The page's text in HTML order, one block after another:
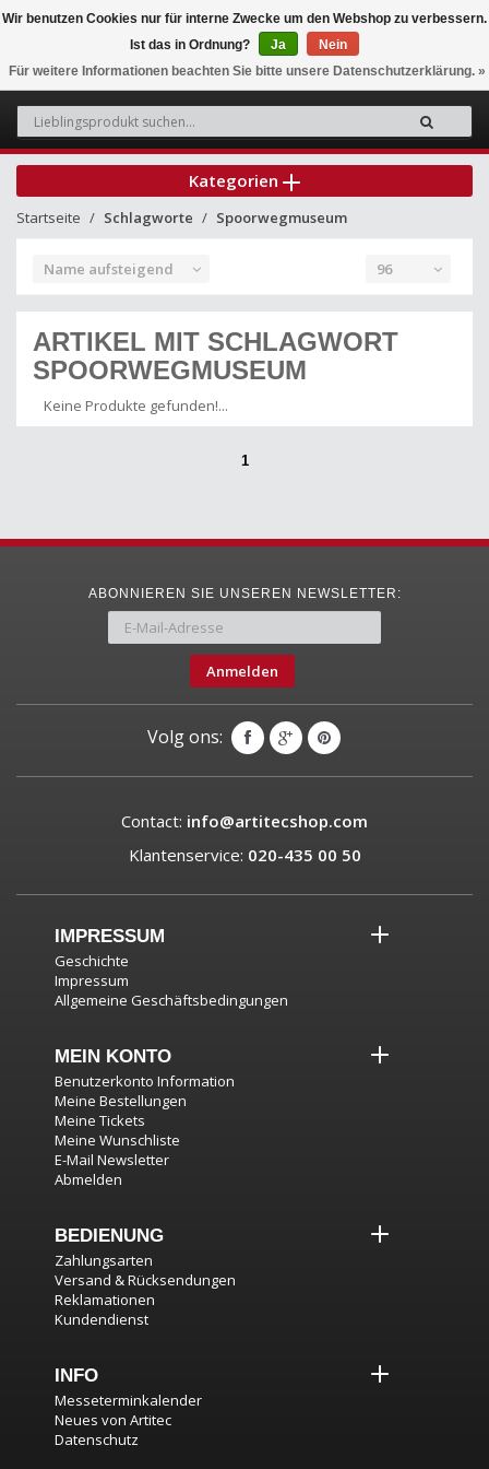
0
Kategorien
Startseite Schlagworte Spoorwegmuseum
Name aufsteigend 96
ARTIKEL MIT SCHLAGWORT
SPOORWEGMUSEUM
Keine Produkte gefunden!...
1
ABONNIEREN SIE UNSEREN NEWSLETTER:
Anmelden
Volg ons:
Contact: info@artitecshop.com
Klantenservice: 020-435 00 50
IMPRESSUM
Geschichte
Impressum
Allgemeine Geschäftsbedingungen
MEIN KONTO
Benutzerkonto Information
Meine Bestellungen
Meine Tickets
Meine Wunschliste
E-Mail Newsletter
Abmelden
BEDIENUNG
Zahlungsarten
Versand & Rücksendungen
Reklamationen
Kundendienst
INFO
Messeterminkalender
Neues von Artitec
Datenschutz
Wir benutzen Cookies nur für interne Zwecke um den Webshop zu verbessern.
Ist das in Ordnung?
Ja
Nein
Für weitere Informationen beachten Sie bitte unsere Datenschutzerklärung. »